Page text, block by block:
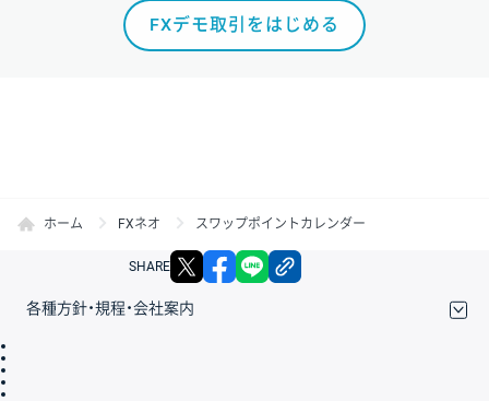
FXデモ取引をはじめる
ホーム FXネオ スワップポイントカレンダー
SHARE X facebook
各種方針・規程・会社案内